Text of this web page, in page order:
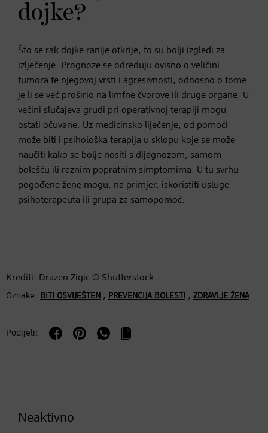
dojke?
Što se rak dojke ranije otkrije, to su bolji izgledi za
izlječenje. Prognoze se određuju ovisno o veličini
tumora te njegovoj vrsti i agresivnosti, odnosno o tome
je li se već proširio na limfne čvorove ili druge organe. U
većini slučajeva grudi pri operativnoj terapiji mogu
ostati očuvane. Uz medicinsko liječenje, od pomoći
može biti i psihološka terapija u sklopu koje se može
naučiti kako se bolje nositi s dijagnozom, samom
bolešću ili raznim popratnim simptomima. U tu svrhu
pogođene žene mogu, na primjer, iskoristiti usluge
psihoterapeuta ili grupa za samopomoć.
Krediti: Drazen Zigic © Shutterstock
Oznake: BITI OSVIJEŠTEN , PREVENCIJA BOLESTI , ZDRAVLJE ŽENA
Podijeli:
Neaktivno